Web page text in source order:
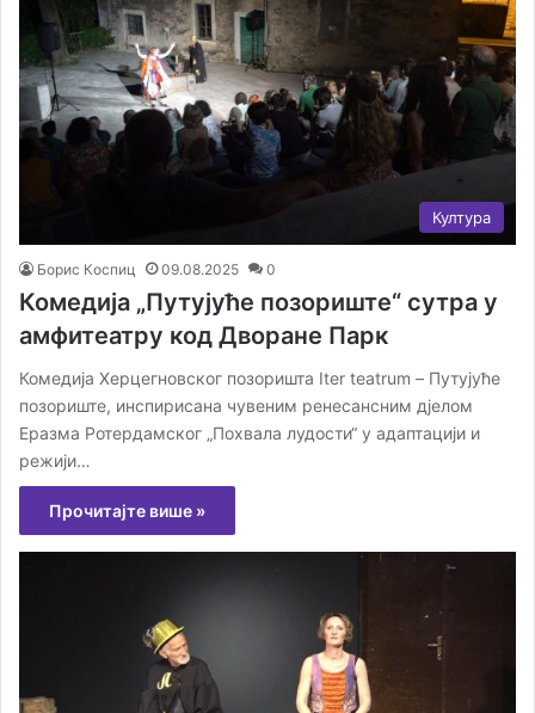
Култура
Борис Коспиц 09.08.2025 0
Комедија „Путујуће позориште“ сутра у
амфитеатру код Дворане Парк
Комедија Херцегновског позоришта Iter teatrum – Путујуће
позориште, инспирисана чувеним ренесансним дјелом
Еразма Ротердамског „Похвала лудости“ у адаптацији и
режији…
Прочитајте више »